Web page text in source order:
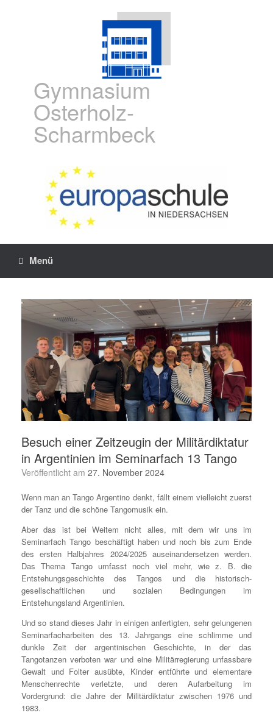
Gymnasium
Osterholz-
Scharmbeck
Menü
Besuch einer Zeitzeugin der Militärdiktatur
in Argentinien im Seminarfach 13 Tango
Veröffentlicht am 27. November 2024
Wenn man an Tango Argentino denkt, fällt einem vielleicht zuerst
der Tanz und die schöne Tangomusik ein.
Aber das ist bei Weitem nicht alles, mit dem wir uns im
Seminarfach Tango beschäftigt haben und noch bis zum Ende
des ersten Halbjahres 2024/2025 auseinandersetzen werden.
Das Thema Tango umfasst noch viel mehr, wie z. B. die
Entstehungsgeschichte des Tangos und die historisch-
gesellschaftlichen und sozialen Bedingungen im
Entstehungsland Argentinien.
Und so stand dieses Jahr in einigen anfertigten, sehr gelungenen
Seminarfacharbeiten des 13. Jahrgangs eine schlimme und
dunkle Zeit der argentinischen Geschichte, in der das
Tangotanzen verboten war und eine Militärregierung unfassbare
Gewalt und Folter ausübte, Kinder entführte und elementare
Menschenrechte verletzte, und deren Aufarbeitung im
Vordergrund: die Jahre der Militärdiktatur zwischen 1976 und
1983.